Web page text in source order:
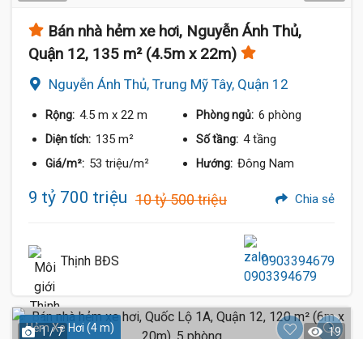
Bán nhà hẻm xe hơi, Nguyễn Ánh Thủ,
Quận 12, 135 m² (4.5m x 22m)
Nguyễn Ánh Thủ, Trung Mỹ Tây, Quận 12
Rộng: 4.5 m x 22 m Phòng ngủ: 6 phòng
Diện tích: 135 m² Số tầng: 4 tầng
Giá/m²: 53 triệu/m² Hướng: Đông Nam
9 tỷ 700 triệu 10 tỷ 500 triệu Chia sẻ
Thịnh BĐS 0903394679
Hẻm Xe Hơi (4 m)
1 / 7 19